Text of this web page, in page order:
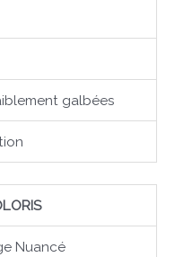
galbées
Nuancé